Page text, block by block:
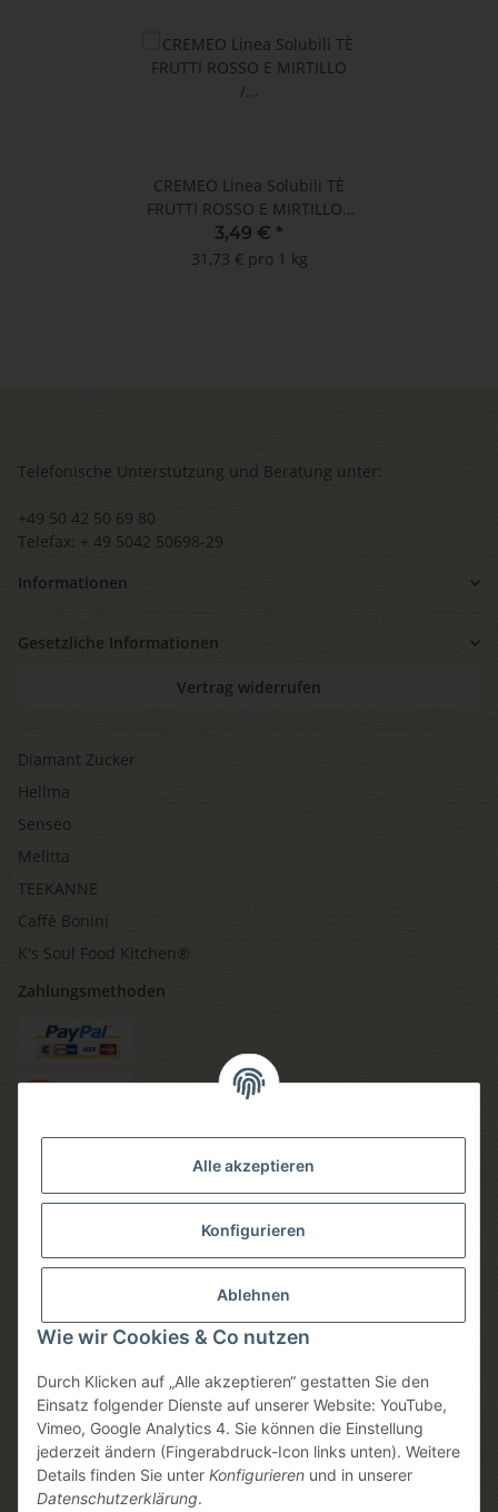
Alle akzeptieren
Konfigurieren
Ablehnen
Wie wir Cookies & Co nutzen
Durch Klicken auf „Alle akzeptieren“ gestatten Sie den
Einsatz folgender Dienste auf unserer Website: YouTube,
Vimeo, Google Analytics 4. Sie können die Einstellung
jederzeit ändern (Fingerabdruck-Icon links unten). Weitere
Details finden Sie unter Konfigurieren und in unserer
Datenschutzerklärung.
CREMEO Linea Solubili TÈ
FRUTTI ROSSO E MIRTILLO /
ROTE FRÜCHTE UND
BLAUBEERE - 10 Teekapseln
3,49 € *
31,73 € pro 1 kg
Telefonische Unterstützung und Beratung unter:
+49 50 42 50 69 80
Telefax: + 49 5042 50698-29
Informationen
Gesetzliche Informationen
Vertrag widerrufen
Diamant Zucker
Hellma
Senseo
Melitta
TEEKANNE
Caffè Bonini
K's Soul Food Kitchen®
Zahlungsmethoden
Versandmethoden
Sicheres einkaufen
* Alle Preise inkl. gesetzlicher USt., zzgl.